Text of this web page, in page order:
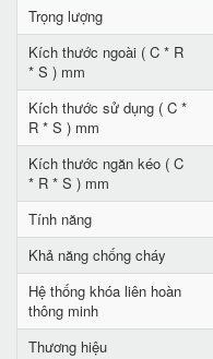
Trọng lượng
Kích thước ngoài ( C * R
* S ) mm
Kích thước sử dụng ( C *
R * S ) mm
Kích thước ngăn kéo ( C
* R * S ) mm
Tính năng
Khả năng chống cháy
Hệ thống khóa liên hoàn
thông minh
Thương hiệu